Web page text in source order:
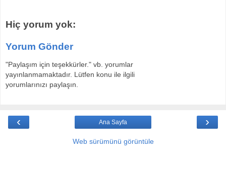
Hiç yorum yok:
Yorum Gönder
"Paylaşım için teşekkürler." vb. yorumlar
yayınlanmamaktadır. Lütfen konu ile ilgili
yorumlarınızı paylaşın.
‹ ›
Ana Sayfa
Web sürümünü görüntüle